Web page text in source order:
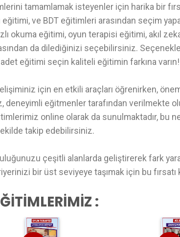
tamamlamak isteyenler için harika bir
eğitimi, ve BDT eğitimleri arasından seçim
okuma eğitimi, oyun terapisi eğitimi, akıl
da dilediğinizi seçebilirsiniz.
eğitimi seçin kaliteli eğitimin farkına varın!
için en etkili araçları öğrenirken,
deneyimli eğitmenler tarafından verilmekte
online olarak da sunulmaktadır, bu
takip edebilirsiniz.
çeşitli alanlarda geliştirerek fark
bir üst seviyeye taşımak için bu fırsatı
: